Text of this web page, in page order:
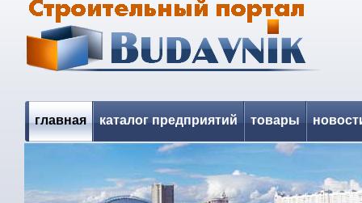
главная каталог предприятий товары